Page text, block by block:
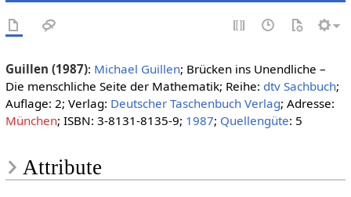
Guillen (1987): Michael Guillen; Brücken ins Unendliche –
Die menschliche Seite der Mathematik; Reihe: dtv Sachbuch;
Auflage: 2; Verlag: Deutscher Taschenbuch Verlag; Adresse:
München; ISBN: 3-8131-8135-9; 1987; Quellengüte: 5
Attribute